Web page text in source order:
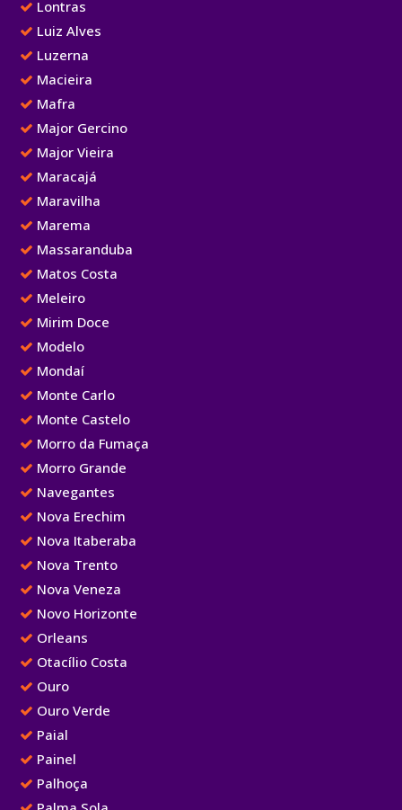
Lontras
Luiz Alves
Luzerna
Macieira
Mafra
Major Gercino
Major Vieira
Maracajá
Maravilha
Marema
Massaranduba
Matos Costa
Meleiro
Mirim Doce
Modelo
Mondaí
Monte Carlo
Monte Castelo
Morro da Fumaça
Morro Grande
Navegantes
Nova Erechim
Nova Itaberaba
Nova Trento
Nova Veneza
Novo Horizonte
Orleans
Otacílio Costa
Ouro
Ouro Verde
Paial
Painel
Palhoça